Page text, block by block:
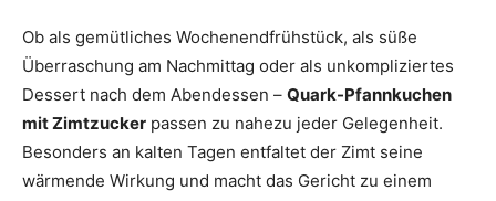
Ob als gemütliches Wochenendfrühstück, als süße
Überraschung am Nachmittag oder als unkompliziertes
Dessert nach dem Abendessen – Quark-Pfannkuchen
mit Zimtzucker passen zu nahezu jeder Gelegenheit.
Besonders an kalten Tagen entfaltet der Zimt seine
wärmende Wirkung und macht das Gericht zu einem